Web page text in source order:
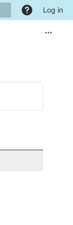
Log in